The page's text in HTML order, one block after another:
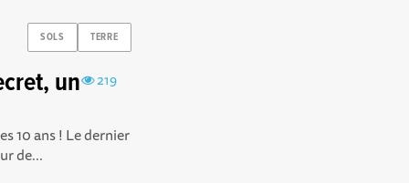
SOLS TERRE
219
un
10 ans ! Le dernier
de...